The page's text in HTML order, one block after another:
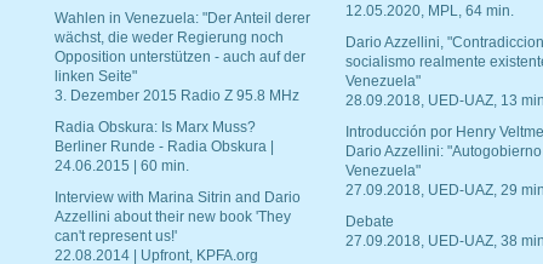
Wahlen in Venezuela: "Der Anteil derer
wächst, die weder Regierung noch
Opposition unterstützen - auch auf der
linken Seite"
3. Dezember 2015 Radio Z 95.8 MHz
Radia Obskura: Is Marx Muss?
Berliner Runde - Radia Obskura |
24.06.2015 | 60 min.
Interview with Marina Sitrin and Dario
Azzellini about their new book 'They
can't represent us!'
22.08.2014 | Upfront, KPFA.org
12.05.2020, MPL, 64 min.
Dario Azzellini,
socialismo realmente
Venezuela"
28.09.2018, UED-UAZ, 13
Introducción por Henry
Dario Azzellini:
Venezuela"
27.09.2018, UED-UAZ, 29
Debate
27.09.2018, UED-UAZ, 38